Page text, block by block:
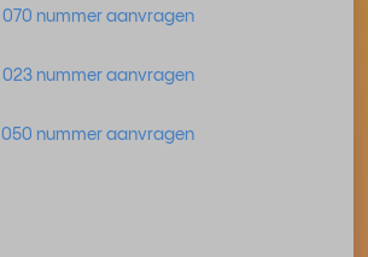
070 nummer aanvragen
023 nummer aanvragen
050 nummer aanvragen